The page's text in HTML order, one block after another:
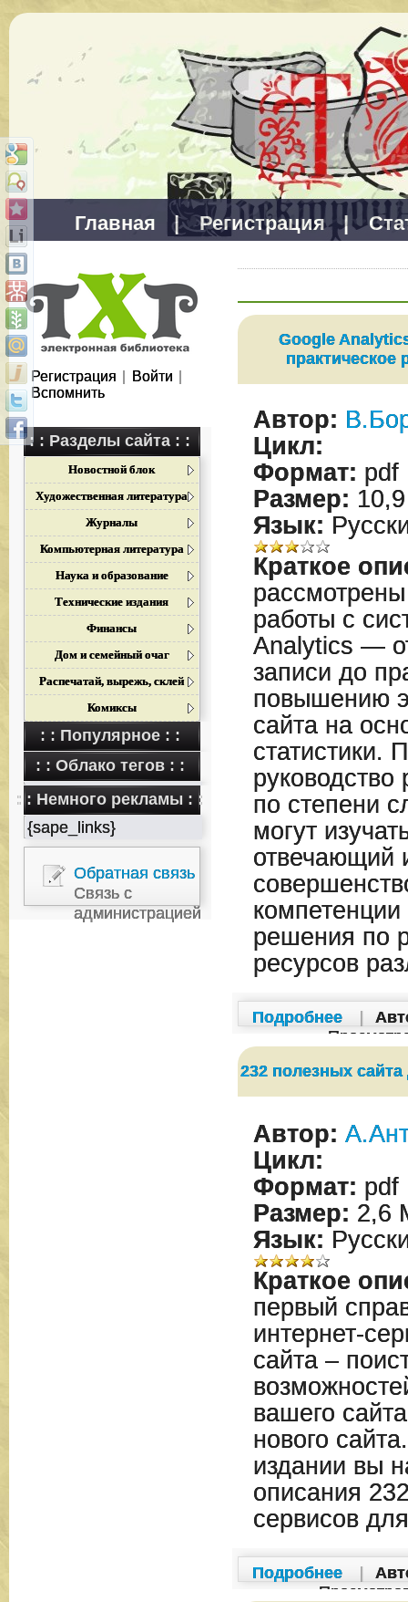
Главная | Регистрация |
Регистрация Войти
Вспомнить
: : Разделы сайта : :
Новостной блок
Художественная литература
Журналы
Компьютерная литература
Наука и образование
Технические издания
Финансы
Дом и семейный очаг
Распечатай, вырежь, склей
Комиксы
: : Популярное : :
: : Облако тегов : :
: : Немного рекламы : :
{sape_links}
Обратная связь
Связь с
администрацией
Google
практическое
Автор:
Цикл:
Формат: pdf
Размер:
Язык:
Краткое
работы с
Analytics —
записи до
повышению
сайта на
статистики.
руководство
по степени
могут
отвечающий
компетенции
решения по
ресурсов
Подробнее
232 полезных
Автор:
Цикл:
Формат: pdf
Размер: 2,6
Язык:
Краткое
первый
интернет-
сайта –
вашего
нового
издании вы
описания
сервисов
Подробнее